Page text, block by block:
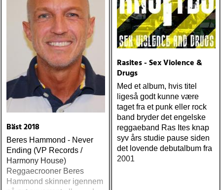
Bäst 2018
Beres Hammond - Never
Ending (VP Records /
Harmony House)
Reggaecrooner Beres
Hammond skinner igennem
Rasites - Sex Violence &
Drugs
Med et album, hvis titel
ligeså godt kunne være
taget fra et punk eller rock
band bryder det engelske
reggaeband Ras Ites knap
syv års studie pause siden
det lovende debutalbum fra
2001